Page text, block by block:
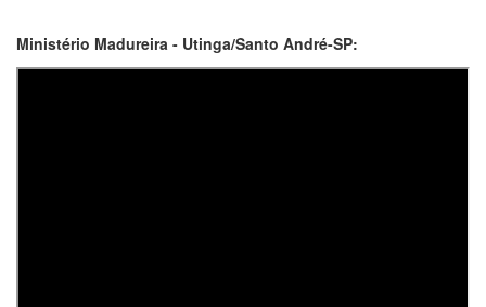
Ministério Madureira - Utinga/Santo André-SP: